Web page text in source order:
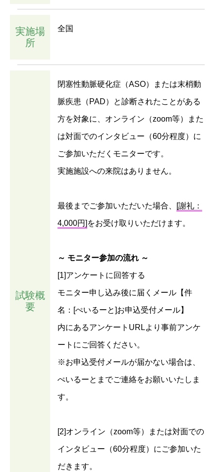
実施場
所
全国
試験概
要
閉塞性動脈硬化症（ASO）または末梢動
脈疾患（PAD）と診断されたことがある
方を対象に、オンライン（zoom等）また
は対面でのインタビュー（60分程度）に
ご参加いただくモニターです。
実施施設への来院はありません。
最後までご参加いただいた場合、 [謝礼：
4,000円] をお受け取りいただけます。
～ モニター参加の流れ ～
[1]アンケートに回答する
モニター申し込み後に届くメール【件
名：[ぺいるーと]お申込受付メール】
内にあるアンケートURLより事前アンケ
ートにご回答ください。
※お申込受付メールが届かない場合は、
ぺいるーとまでご連絡をお願いいたしま
す。
[2]オンライン（zoom等）または対面での
インタビュー（60分程度）にご参加いた
だきます。